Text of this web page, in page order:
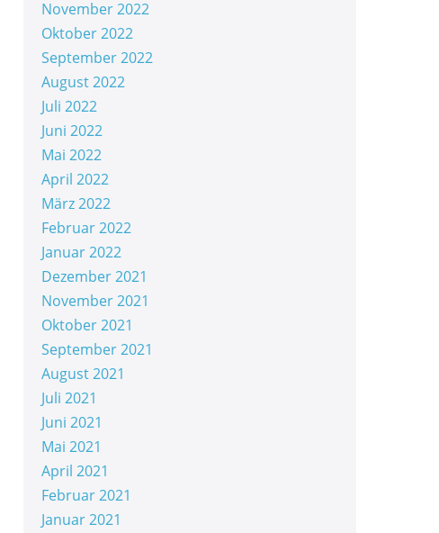
November 2022
Oktober 2022
September 2022
August 2022
Juli 2022
Juni 2022
Mai 2022
April 2022
März 2022
Februar 2022
Januar 2022
Dezember 2021
November 2021
Oktober 2021
September 2021
August 2021
Juli 2021
Juni 2021
Mai 2021
April 2021
Februar 2021
Januar 2021